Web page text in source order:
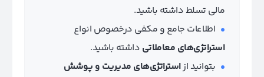
مالی تسلط داشته باشید.
اطلاعات جامع و مکفی در‌خصوص انواع
استراتژی‌های معاملاتی داشته باشید.
بتوانید ازاستراتژی‌های مدیریت و پوشش